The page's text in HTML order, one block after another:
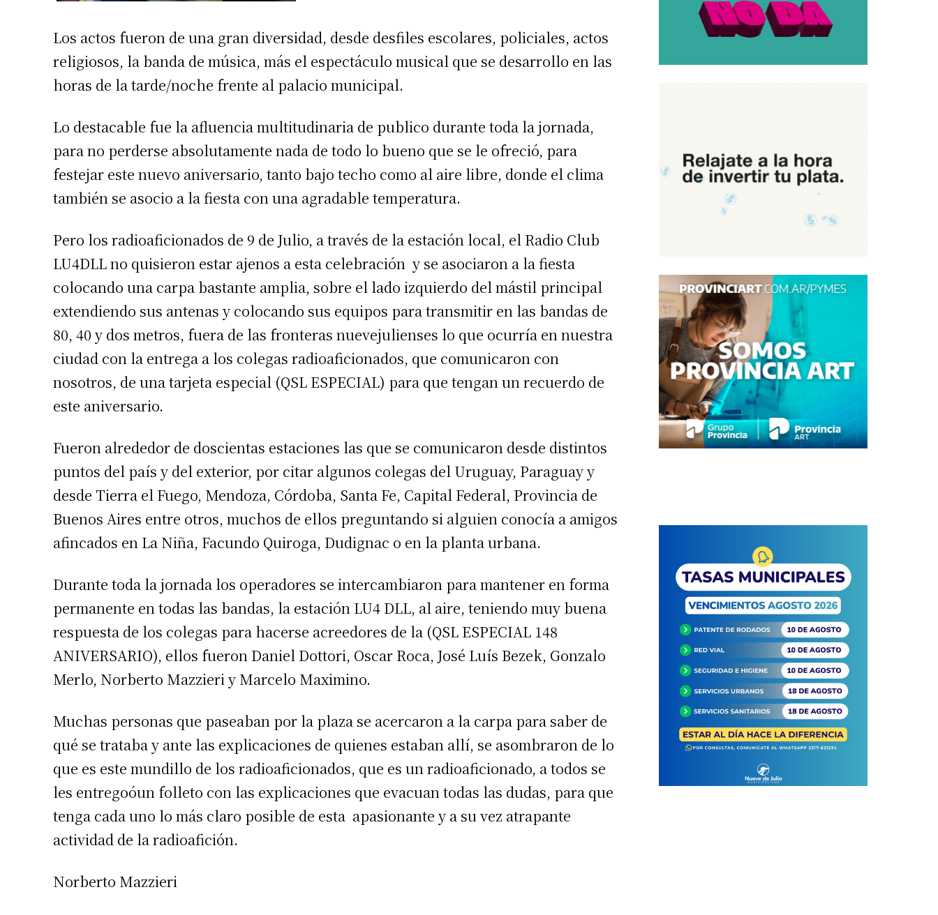
Suscribirme gratis
Dirección de correo electrónico*
Apellidos
Número de teléfono
Los actos fueron de una gran diversidad, desde desfiles escolares, policiales, actos
religiosos, la banda de música, más el espectáculo musical que se desarrollo en las
horas de la tarde/noche frente al palacio municipal.
Lo destacable fue la afluencia multitudinaria de publico durante toda la jornada,
para no perderse absolutamente nada de todo lo bueno que se le ofreció, para
festejar este nuevo aniversario, tanto bajo techo como al aire libre, donde el clima
también se asocio a la fiesta con una agradable temperatura.
Pero los radioaficionados de 9 de Julio, a través de la estación local, el Radio Club
LU4DLL no quisieron estar ajenos a esta celebración y se asociaron a la fiesta
colocando una carpa bastante amplia, sobre el lado izquierdo del mástil principal
extendiendo sus antenas y colocando sus equipos para transmitir en las bandas de
80, 40 y dos metros, fuera de las fronteras nuevejulienses lo que ocurría en nuestra
ciudad con la entrega a los colegas radioaficionados, que comunicaron con
nosotros, de una tarjeta especial (QSL ESPECIAL) para que tengan un recuerdo de
este aniversario.
Fueron alrededor de doscientas estaciones las que se comunicaron desde distintos
puntos del país y del exterior, por citar algunos colegas del Uruguay, Paraguay y
desde Tierra el Fuego, Mendoza, Córdoba, Santa Fe, Capital Federal, Provincia de
Buenos Aires entre otros, muchos de ellos preguntando si alguien conocía a amigos
afincados en La Niña, Facundo Quiroga, Dudignac o en la planta urbana.
Durante toda la jornada los operadores se intercambiaron para mantener en forma
permanente en todas las bandas, la estación LU4 DLL, al aire, teniendo muy buena
respuesta de los colegas para hacerse acreedores de la (QSL ESPECIAL 148
ANIVERSARIO), ellos fueron Daniel Dottori, Oscar Roca, José Luís Bezek, Gonzalo
Merlo, Norberto Mazzieri y Marcelo Maximino.
Muchas personas que paseaban por la plaza se acercaron a la carpa para saber de
qué se trataba y ante las explicaciones de quienes estaban allí, se asombraron de lo
que es este mundillo de los radioaficionados, que es un radioaficionado, a todos se
les entregoóun folleto con las explicaciones que evacuan todas las dudas, para que
tenga cada uno lo más claro posible de esta apasionante y a su vez atrapante
actividad de la radioafición.
Norberto Mazzieri